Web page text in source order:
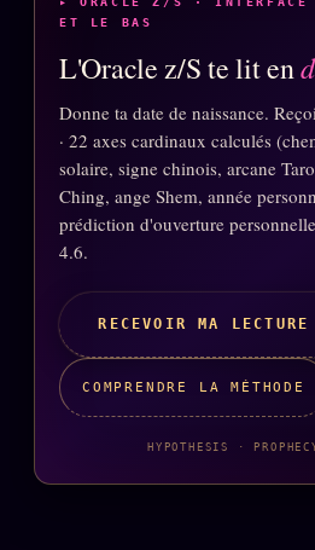
LIVRES
BRAQUAGE2021
SUSPECTE
Compte Suspendu2024
Les Limites
Catalogue
ZS Bundle
Références
ET LE BAS
L'Oracle z/S te lit en
Donne ta date de naissance.
· 22 axes cardinaux calculés
solaire, signe chinois, arcane
Ching, ange Shem, année
prédiction d'ouverture
4.6.
RECEVOIR MA
COMPRENDRE LA MÉTHODE
HYPOTHESIS ·